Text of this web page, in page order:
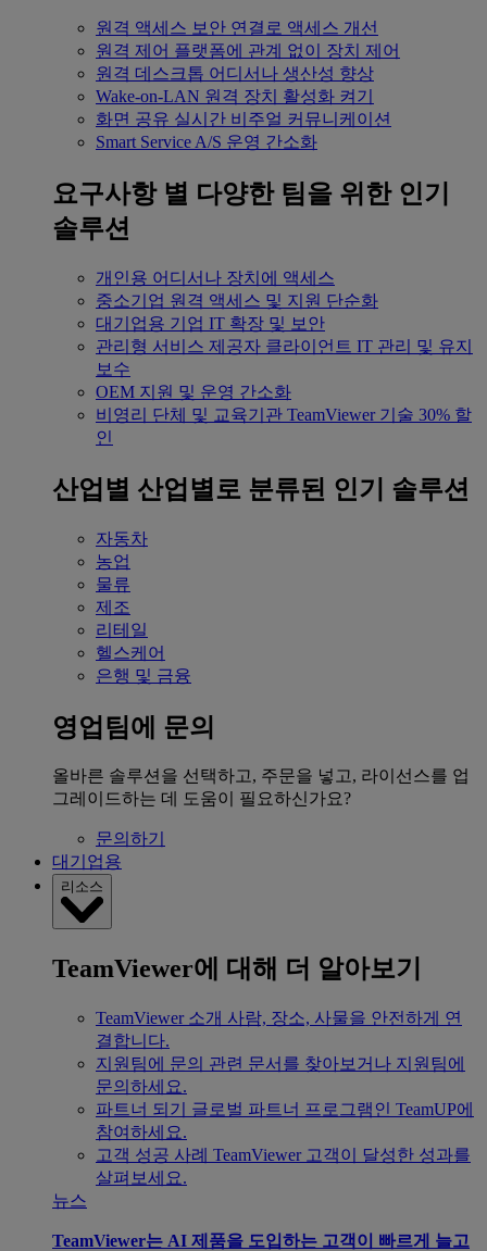
원격 액세스 보안 연결로 액세스 개선
원격 제어 플랫폼에 관계 없이 장치 제어
원격 데스크톱 어디서나 생산성 향상
Wake-on-LAN 원격 장치 활성화 켜기
화면 공유 실시간 비주얼 커뮤니케이션
Smart Service A/S 운영 간소화
요구사항 별 다양한 팀을 위한 인기
솔루션
개인용 어디서나 장치에 액세스
중소기업 원격 액세스 및 지원 단순화
대기업용 기업 IT 확장 및 보안
관리형 서비스 제공자 클라이언트 IT 관리 및 유지
보수
OEM 지원 및 운영 간소화
비영리 단체 및 교육기관 TeamViewer 기술 30% 할
인
산업별 산업별로 분류된 인기 솔루션
자동차
농업
물류
제조
리테일
헬스케어
은행 및 금융
영업팀에 문의
올바른 솔루션을 선택하고, 주문을 넣고, 라이선스를 업
그레이드하는 데 도움이 필요하신가요?
문의하기
대기업용
리소스
TeamViewer에 대해 더 알아보기
TeamViewer 소개 사람, 장소, 사물을 안전하게 연
결합니다.
지원팀에 문의 관련 문서를 찾아보거나 지원팀에
문의하세요.
파트너 되기
글로벌 파트너 프로그램인 TeamUP에
참여하세요.
고객 성공 사례 TeamViewer 고객이 달성한 성과를
살펴보세요.
뉴스
TeamViewer는 AI 제품을 도입하는 고객이 빠르게 늘고